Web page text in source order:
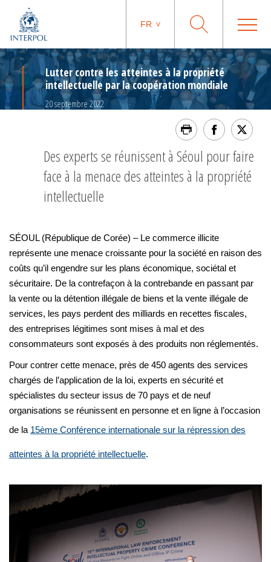
FR
Lutter contre les atteintes à la propriété
intellectuelle par la coopération mondiale
20 septembre 2022
Des experts se réunissent à Séoul pour faire
face à la menace des atteintes à la propriété
intellectuelle
SÉOUL (République de Corée) – Le commerce illicite
représente une menace croissante pour la société en raison des
coûts qu’il engendre sur les plans économique, sociétal et
sécuritaire. De la contrefaçon à la contrebande en passant par
la vente ou la détention illégale de biens et la vente illégale de
services, les pays perdent des milliards en recettes fiscales,
des entreprises légitimes sont mises à mal et des
consommateurs sont exposés à des produits non réglementés.
Pour contrer cette menace, près de 450 agents des services
chargés de l’application de la loi, experts en sécurité et
spécialistes du secteur issus de 70 pays et de neuf
organisations se réunissent en personne et en ligne à l’occasion
de la 15ème Conférence internationale sur la répression des
atteintes à la propriété intellectuelle.